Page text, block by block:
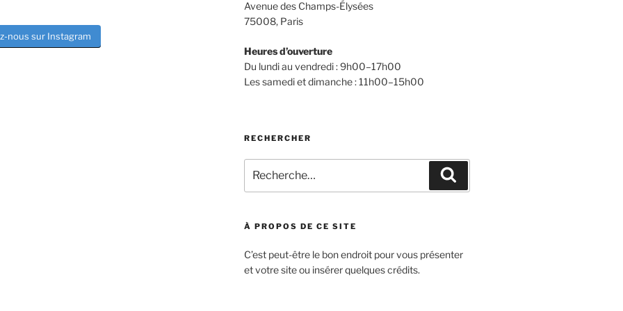
nous sur Instagram
Avenue des Champs-Élysées
75008, Paris
Heures d’ouverture
Du lundi au vendredi : 9h00–17h00
Les samedi et dimanche : 11h00–15h00
RECHERCHER
pour
:
À PROPOS DE CE SITE
C’est peut-être le bon endroit pour vous présenter
et votre site ou insérer quelques crédits.